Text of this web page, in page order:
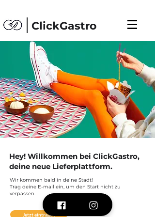
ClickGastro
Hey! Willkommen bei ClickGastro,
deine neue Lieferplattform.
Wir kommen bald in deine Stadt!
Trag deine E-mail ein, um den Start nicht zu
verpassen.
Jetzt eintragen